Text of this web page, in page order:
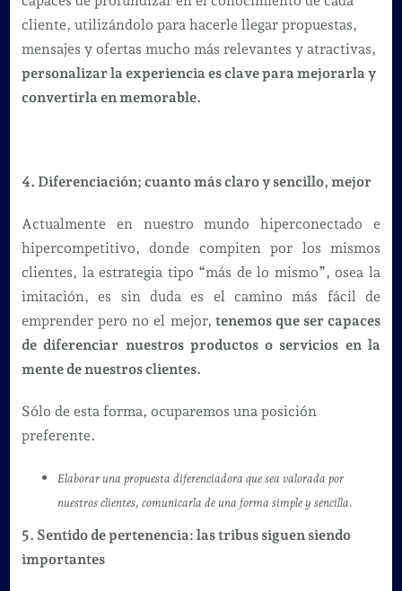
cliente, utilizándolo para hacerle llegar propuestas,
mensajes y ofertas mucho más relevantes y atractivas,
personalizar la experiencia es clave para mejorarla y
convertirla en memorable.
4. Diferenciación; cuanto más claro y sencillo, mejor
Actualmente en nuestro mundo hiperconectado e
hipercompetitivo, donde compiten por los mismos
clientes, la estrategia tipo “más de lo mismo”, osea la
imitación, es sin duda es el camino más fácil de
emprender pero no el mejor, tenemos que ser capaces
de diferenciar nuestros productos o servicios en la
mente de nuestros clientes.
Sólo de esta forma, ocuparemos una posición
preferente.
Elaborar una propuesta diferenciadora que sea valorada por
nuestros clientes, comunicarla de una forma simple y sencilla.
5. Sentido de pertenencia: las tribus siguen siendo
importantes